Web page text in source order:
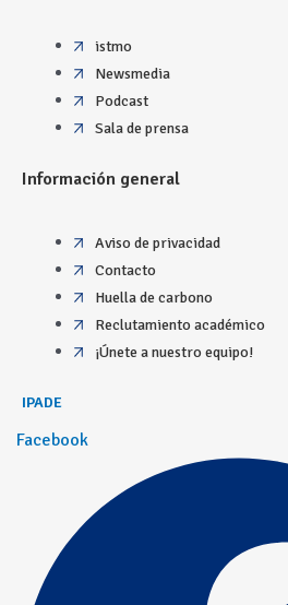
istmo
Newsmedia
Podcast
Sala de prensa
Información general
Aviso de privacidad
Contacto
Huella de carbono
Reclutamiento académico
¡Únete a nuestro equipo!
IPADE
Facebook